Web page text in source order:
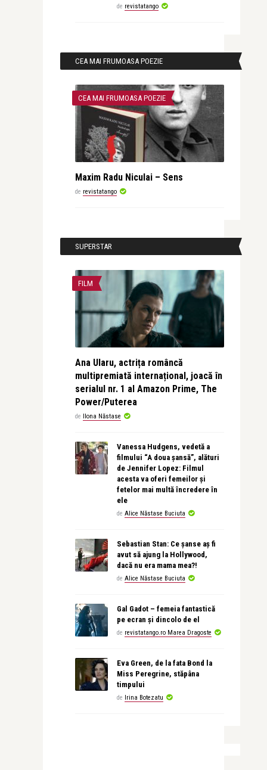
de revistatango
CEA MAI FRUMOASA POEZIE
CEA MAI FRUMOASA POEZIE
Maxim Radu Niculai – Sens
de revistatango
SUPERSTAR
FILM
Ana Ularu, actrița româncă
multipremiată internațional, joacă în
serialul nr. 1 al Amazon Prime, The
Power/Puterea
de Ilona Năstase
Vanessa Hudgens, vedetă a
filmului “A doua șansă”, alături
de Jennifer Lopez: Filmul
acesta va oferi femeilor și
fetelor mai multă încredere în
ele
de Alice Năstase Buciuta
Sebastian Stan: Ce șanse aș fi
avut să ajung la Hollywood,
dacă nu era mama mea?!
de Alice Năstase Buciuta
Gal Gadot – femeia fantastică
pe ecran și dincolo de el
de revistatango.ro Marea Dragoste
Eva Green, de la fata Bond la
Miss Peregrine, stăpâna
timpului
de Irina Botezatu